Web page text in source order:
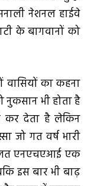
नेशनल हाईवे
के बागवानों को
का कहना
भी होता है
कर देता है लेकिन
जो गत वर्ष भारी
एनएचएआई एक
इस बार भी बाढ़